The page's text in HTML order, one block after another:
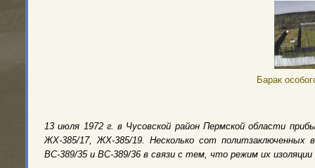
Барак
13 июля 1972 г. в Чусовской район Пеpмской области
ЖХ-385/17, ЖХ-385/19. Несколько сот политзаключенных
ВС-389/35 и ВС-389/36 в связи с тем, что режим их